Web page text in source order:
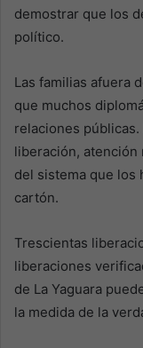
demostrar que los
político.
Las familias afuera
que muchos
relaciones
liberación, atención
del sistema que los
cartón.
Trescientas
liberaciones
de La Yaguara
la medida de la